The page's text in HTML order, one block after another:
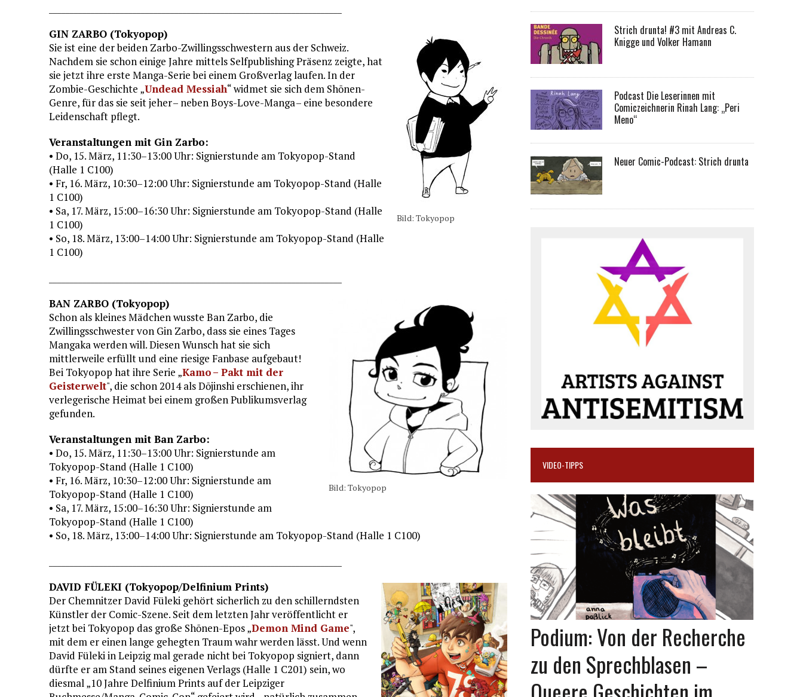
Bild: Tokyopop
GIN ZARBO (Tokyopop)
Sie ist eine der beiden Zarbo-Zwillingsschwestern aus der Schweiz.
Nachdem sie schon einige Jahre mittels Selfpublishing Präsenz zeigte, hat
sie jetzt ihre erste Manga-Serie bei einem Großverlag laufen. In der
Zombie-Geschichte „Undead Messiah“ widmet sie sich dem Shōnen-
Genre, für das sie seit jeher – neben Boys-Love-Manga – eine besondere
Leidenschaft pflegt.
Veranstaltungen mit Gin Zarbo:
• Do, 15. März, 11:30–13:00 Uhr: Signierstunde am Tokyopop-Stand
(Halle 1 C100)
• Fr, 16. März, 10:30–12:00 Uhr: Signierstunde am Tokyopop-Stand (Halle
1 C100)
• Sa, 17. März, 15:00–16:30 Uhr: Signierstunde am Tokyopop-Stand (Halle
1 C100)
• So, 18. März, 13:00–14:00 Uhr: Signierstunde am Tokyopop-Stand (Halle
1 C100)
Bild: Tokyopop
BAN ZARBO (Tokyopop)
Schon als kleines Mädchen wusste Ban Zarbo, die
Zwillingsschwester von Gin Zarbo, dass sie eines Tages
Mangaka werden will. Diesen Wunsch hat sie sich
mittlerweile erfüllt und eine riesige Fanbase aufgebaut!
Bei Tokyopop hat ihre Serie „Kamo – Pakt mit der
Geisterwelt", die schon 2014 als Dōjinshi erschienen, ihr
verlegerische Heimat bei einem großen Publikumsverlag
gefunden.
Veranstaltungen mit Ban Zarbo:
• Do, 15. März, 11:30–13:00 Uhr: Signierstunde am
Tokyopop-Stand (Halle 1 C100)
• Fr, 16. März, 10:30–12:00 Uhr: Signierstunde am
Tokyopop-Stand (Halle 1 C100)
• Sa, 17. März, 15:00–16:30 Uhr: Signierstunde am
Tokyopop-Stand (Halle 1 C100)
• So, 18. März, 13:00–14:00 Uhr: Signierstunde am Tokyopop-Stand (Halle 1 C100)
DAVID FÜLEKI (Tokyopop/Delfinium Prints)
Der Chemnitzer David Füleki gehört sicherlich zu den schillerndsten
Künstler der Comic-Szene. Seit dem letzten Jahr veröffentlicht er
jetzt bei Tokyopop das große Shōnen-Epos „Demon Mind Game",
mit dem er einen lange gehegten Traum wahr werden lässt. Und wenn
David Füleki in Leipzig mal gerade nicht bei Tokyopop signiert, dann
dürfte er am Stand seines eigenen Verlags (Halle 1 C201) sein, wo
diesmal „10 Jahre Delfinium Prints auf der Leipziger
Strich drunta! #3 mit Andreas C.
Knigge und Volker Hamann
Podcast Die Leserinnen mit
Comiczeichnerin Rinah Lang: „Peri
Meno“
Neuer Comic-Podcast: Strich drunta
VIDEO-TIPPS
Podium: Von der Recherche
zu den Sprechblasen –